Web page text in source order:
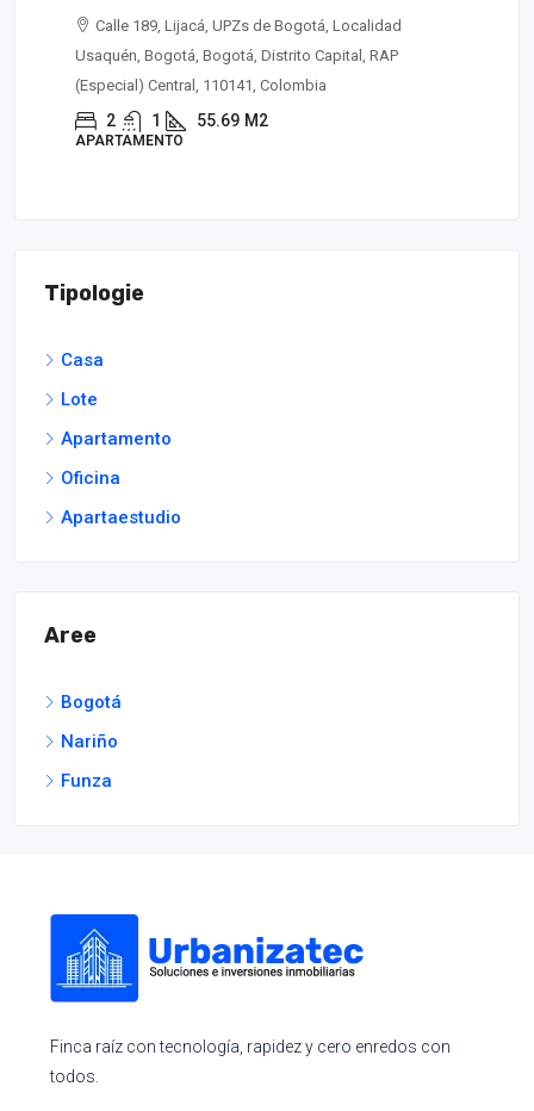
Calle 189, Lijacá, UPZs de Bogotá, Localidad
Usaquén, Bogotá, Bogotá, Distrito Capital, RAP
(Especial) Central, 110141, Colombia
2 1 55.69 M2
APARTAMENTO
Tipologie
Casa
Lote
Apartamento
Oficina
Apartaestudio
Aree
Bogotá
Nariño
Funza
Finca raíz con tecnología, rapidez y cero enredos con
todos.